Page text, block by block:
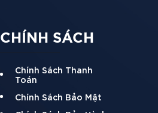
CHÍNH SÁCH
Chính Sách Thanh
Toán
Chính Sách Bảo Mật